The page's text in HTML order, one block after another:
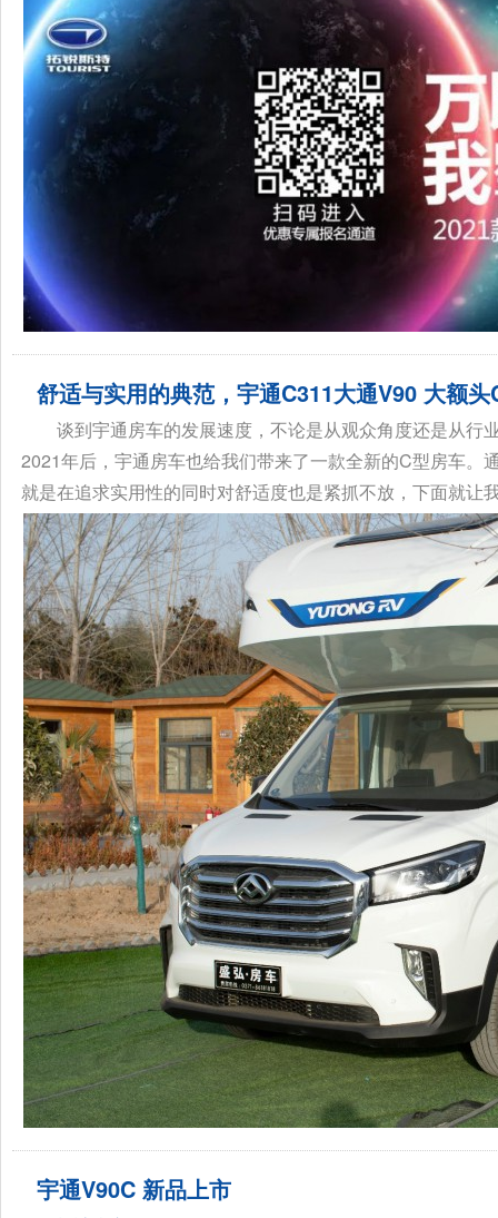
舒适与实用的典范，宇通C311大通V90 大额头
谈到宇通房车的发展速度，不论是从观众角度还是从
2021年后，宇通房车也给我们带来了一款全新的C型房车
就是在追求实用性的同时对舒适度也是紧抓不放，下面就让
宇通V90C 新品上市